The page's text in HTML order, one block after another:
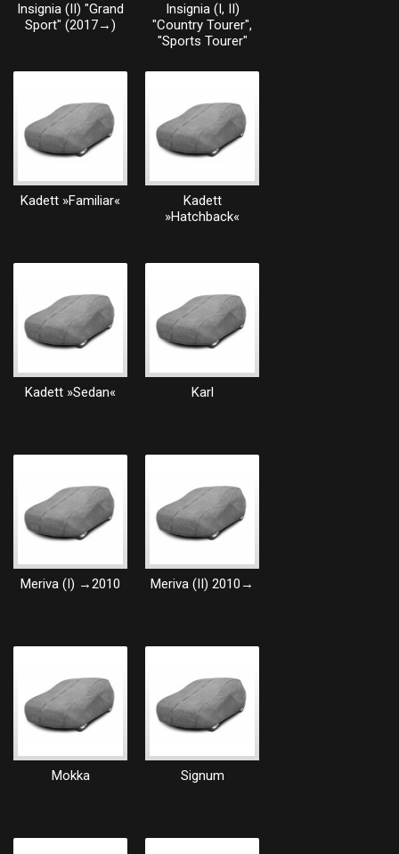
Insignia (II) "Grand
Sport" (2017→)
Insignia (I, II)
"Country Tourer",
"Sports Tourer"
Kadett »Familiar«
Kadett
»Hatchback«
Kadett »Sedan« Karl
Meriva (I) →2010 Meriva (II) 2010→
Mokka Signum